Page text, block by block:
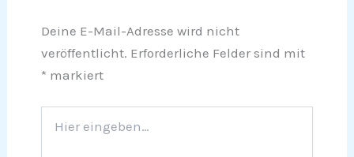
Deine E-Mail-Adresse wird nicht
veröffentlicht. Erforderliche Felder sind mit
* markiert
eingeben…